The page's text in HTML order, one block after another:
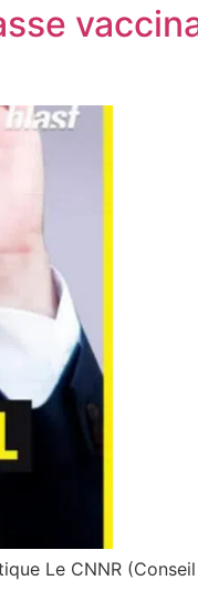
Le CNNR